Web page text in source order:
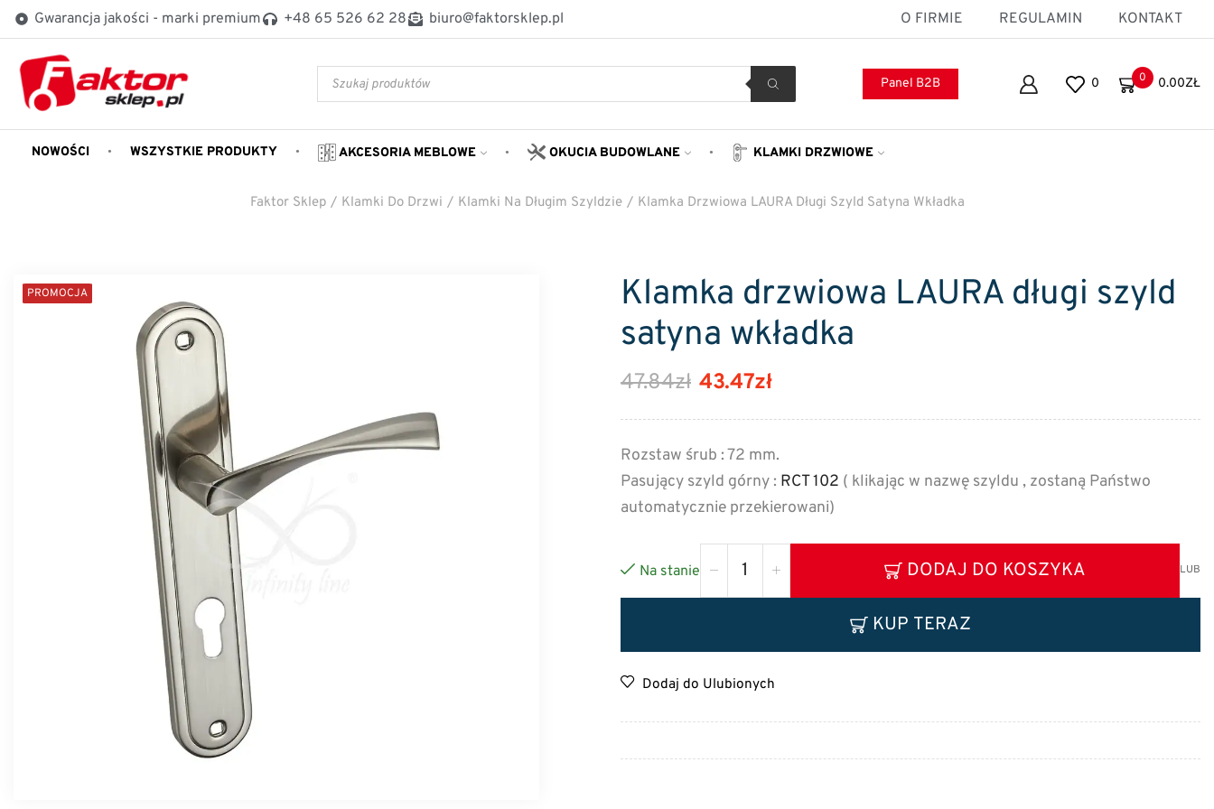
Gwarancja jakości - marki premium +48 65 526 62 28 biuro@faktorsklep.pl O FIRMIE REGULAMIN KONTAKT
Panel B2B 0 0 0.00ZŁ
NOWOŚCI WSZYSTKIE PRODUKTY AKCESORIA MEBLOWE OKUCIA BUDOWLANE KLAMKI DRZWIOWE
Faktor Sklep / Klamki Do Drzwi / Klamki Na Długim Szyldzie / Klamka Drzwiowa LAURA Długi Szyld Satyna Wkładka
PROMOCJA
Klamka drzwiowa LAURA długi szyld
satyna wkładka
47.84zł 43.47zł
Rozstaw śrub : 72 mm.
Pasujący szyld górny : RCT 102 ( klikając w nazwę szyldu , zostaną Państwo
automatycznie przekierowani)
Na stanie DODAJ DO KOSZYKA LUB
KUP TERAZ
Dodaj do Ulubionych